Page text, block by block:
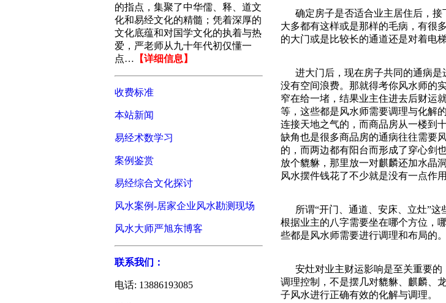
的指点，集聚了中华儒、释、道文
化和易经文化的精髓；凭着深厚的
文化底蕴和对国学文化的执着与热
爱，严老师从九十年代初仅懂一
点… 【详细信息】
收费标准
本站新闻
易经术数学习
案例鉴赏
易经综合文化探讨
风水案例-居家企业风水勘测现场
风水大师严旭东博客
联系我们：
电话: 13886193085
确定房子是否适合业主居住后，接
大多都有这样或是那样的毛病，有很
的大门或是比较长的通道还是对着电
进大门后，现在房子共同的通病是
没有空间浪费。那就得考你风水师的
窄在给一堵，结果业主住进去后财运
等，这些都是风水师需要调理与化解
连接天地之气的，而商品房从一楼到
缺角也是很多商品房的通病往往需要
的，而两边都有阳台而形成了穿心剑
放个貔貅，那里放一对麒麟还加水晶
风水摆件钱花了不少就是没有一点作
所谓“开门、通道、安床、立灶”这
根据业主的八字需要坐在哪个方位，
些都是风水师需要进行调理和布局的。
安灶对业主财运影响是至关重要的
调理控制，不是摆几对貔貅、麒麟、
子风水进行正确有效的化解与调理。